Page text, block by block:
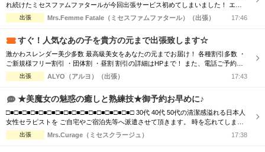
れ続けたミセスファムファタールが今回出張サービス初めてしまいました！ エリ
アによっては交通費の差が出ますので詳細はTELにてお伝えさせて頂きます。 90
分コース14000円 120分コース18000円 でのご案内☆ 是非この機会に一度お電話お
出張 Mrs.Femme Fatale（ミセスファムファタール）（出張） 17:46
すぐ！人気なあの子を貴方の元まで出張致します☆
激かわスレンダー美少多数 最高級美女をあなたの元までお届け！ 各種割引多数 ・
ご新規様フリー割引 ・団体割 ・昼割 割引の詳細はHPまで！ また、電話ご予約を
優先させて頂きますので、 ご予約の際はお電話をオススメ致します！ ご了承下さ
いませ☆
出張 ALYO（アルヨ）（出張） 17:43
★美魔女の魅惑の癒しと熟練技★御予約お早めに♪
□■□■□■□■□■□■□■□■□■□■□■□■□■□■□■□ 30代 40代 50代の清潔感溢れる日本人
女性セラピストを ご自宅やご宿泊先等へ派遣させて頂きます。 時を忘れてしまう
程の癒しと心のこもった おもてなしをお届けします。 □■□■□■□■□■□■□■□■□■□
■□■□■□■□■□■□ お客様の日々のお疲れやストレスを心身共に癒す為 優しさ・気
出張 Mrs.Curage（ミセスクラージュ） 17:38